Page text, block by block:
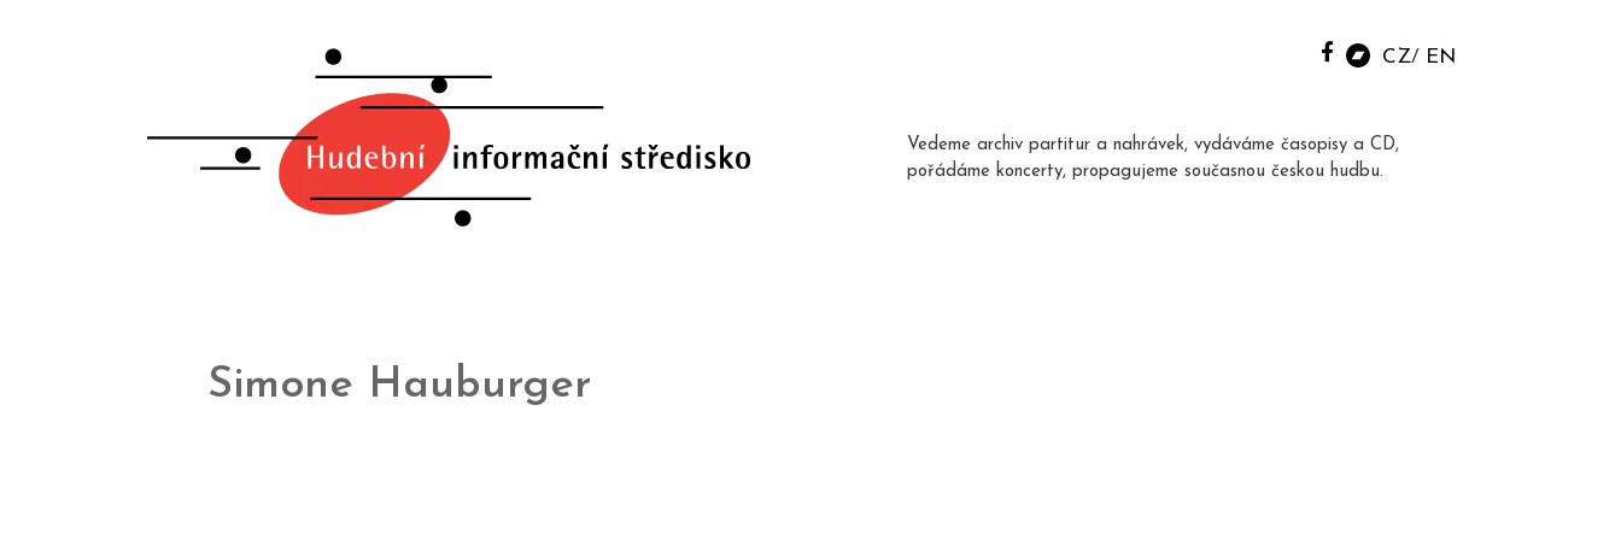
CZ EN
Vedeme archiv partitur a nahrávek, vydáváme časopisy a CD,
pořádáme koncerty, propagujeme současnou českou hudbu.
Simone Hauburger